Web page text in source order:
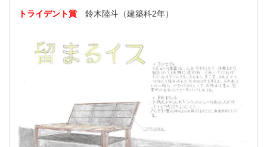
トライデント賞 鈴木陸斗（建築科2年）